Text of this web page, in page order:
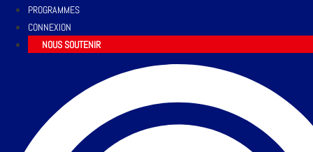
PROGRAMMES
CONNEXION
NOUS SOUTENIR